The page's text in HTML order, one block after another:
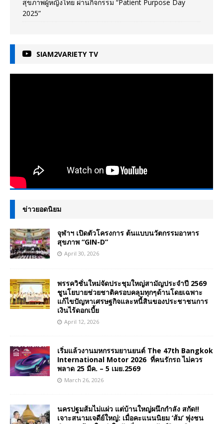
สุขภาพผู้หญิงไทย ผ่านกิจกรรม “Patient Purpose Day
2025”
SIAM2VARIETY TV
ข่าวยอดนิยม
จุฬาฯ เปิดตัวโครงการ ต้นแบบนวัตกรรมอาหาร
สุขภาพ “GIN-D”
April 30, 2026
พรรควิชั่นใหม่จัดประชุมใหญ่สามัญประจำปี 2569
ชูนโยบายช่วยชาติครอบคลุมทุกๆด้านโดยเฉพาะ
แก้ไขปัญหาเศรษฐกิจและหนี้สินของประชาชนการ
เงินไร้ดอกเบี้ย
April 12, 2026
เริ่มแล้วงานมหกรรมยานยนต์ The 47th Bangkok
International Motor 2026 ที่คนรักรถ ไม่ควร
พลาด 25 มีค. – 5 เมย.2569
March 26, 2026
นครปฐมส้มไม่แผ่ว แต่บ้านใหญ่ผนึกกำลัง สกัด!!
เจาะสนามเจดีย์ใหญ่: เมื่อคะแนนนิยม ‘ส้ม’ พุ่งชน